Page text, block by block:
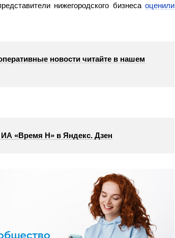
нижегородского бизнеса оценили
новости читайте в нашем
«Время Н» в Яндекс. Дзен